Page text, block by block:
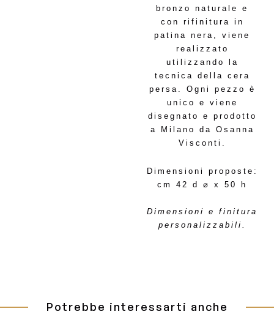
bronzo naturale e
con rifinitura in
patina nera, viene
realizzato
utilizzando la
tecnica della cera
persa. Ogni pezzo è
unico e viene
disegnato e prodotto
a Milano da Osanna
Visconti.
Dimensioni proposte:
cm 42 d ⌀ x 50 h
Dimensioni e finitura
personalizzabili.
Potrebbe interessarti anche